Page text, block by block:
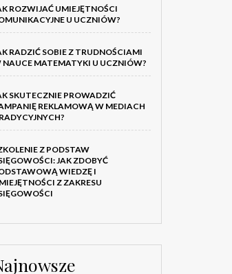
ROZWIJAĆ UMIEJĘTNOŚCI
U UCZNIÓW?
RADZIĆ SOBIE Z TRUDNOŚCIAMI
NAUCE MATEMATYKI U UCZNIÓW?
SKUTECZNIE PROWADZIĆ
REKLAMOWĄ W MEDIACH
Z PODSTAW
JAK ZDOBYĆ
WIEDZĘ I
Z ZAKRESU